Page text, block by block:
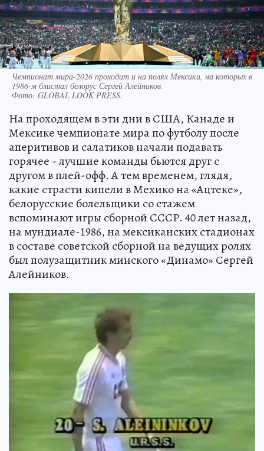
Чемпионат мира-2026 проходит и на полях Мексики, на которых в
1986-м блистал белорус Сергей Алейников.
Фото: GLOBAL LOOK PRESS.
На проходящем в эти дни в США, Канаде и
Мексике чемпионате мира по футболу после
аперитивов и салатиков начали подавать
горячее - лучшие команды бьются друг с
другом в плей-офф. А тем временем, глядя,
какие страсти кипели в Мехико на «Ацтеке»,
белорусские болельщики со стажем
вспоминают игры сборной СССР. 40 лет назад,
на мундиале-1986, на мексиканских стадионах
в составе советской сборной на ведущих ролях
был полузащитник минского «Динамо» Сергей
Алейников.